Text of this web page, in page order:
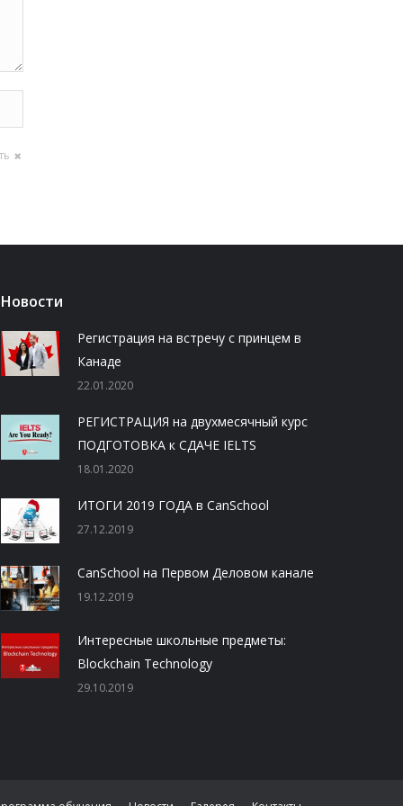
Новости
Регистрация на встречу с принцем в
Канаде
22.01.2020
РЕГИСТРАЦИЯ на двухмесячный курс
ПОДГОТОВКА к СДАЧЕ IELTS
18.01.2020
ИТОГИ 2019 ГОДА в CanSchool
27.12.2019
CanSchool на Первом Деловом канале
19.12.2019
Интересные школьные предметы:
Blockchain Technology
29.10.2019